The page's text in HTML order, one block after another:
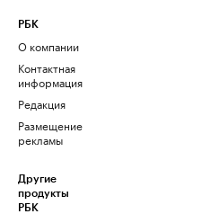
РБК
О компании
Контактная
информация
Редакция
Размещение
рекламы
Другие
продукты
РБК